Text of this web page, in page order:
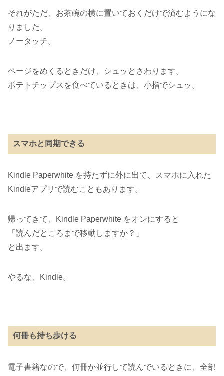
それがただ、お茶碗の横に置いておくだけで済むようにな
りました。
ノータッチ。
ページをめくるときだけ、シュッとさわります。
ポテトチップスを食べているときは、小指でシュッ。
スマホと同期できる
Kindle Paperwhite を持たずに外に出て、スマホに入れた
Kindleアプリで読むこともあります。
帰ってきて、Kindle Paperwhite をオンにすると
「読んだところまで移動しますか？」
と出ます。
やるな、Kindle。
何冊も持ち歩ける
電子書籍なので、何冊か並行して読んでいるときに、全部